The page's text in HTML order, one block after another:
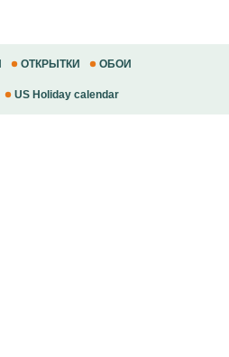
ОТКРЫТКИ ОБОИ
US Holiday calendar